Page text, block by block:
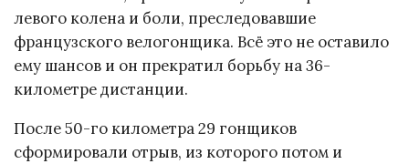
левого колена и боли, преследовавшие
французского велогонщика. Всё это не оставило
ему шансов и он прекратил борьбу на 36-
километре дистанции.
После 50-го километра 29 гонщиков
сформировали отрыв, из которого потом и